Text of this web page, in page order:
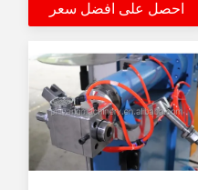
احصل على افضل سعر